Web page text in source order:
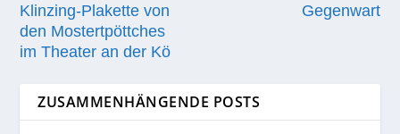
Klinzing-Plakette von
den Mostertpöttches
im Theater an der Kö
Gegenwart
ZUSAMMENHÄNGENDE POSTS